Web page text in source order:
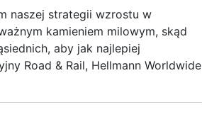
naszej strategii wzrostu w
kamieniem milowym, skąd
aby jak najlepiej
Road & Rail, Hellmann Worldwide